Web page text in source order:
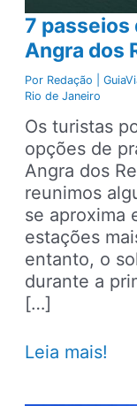
7 passeios
Angra dos
Por Redação |
Rio de Janeiro
Os turistas
opções de
Angra dos
reunimos
se aproxima
estações
entanto, o
durante a
[…]
7
Leia mais!